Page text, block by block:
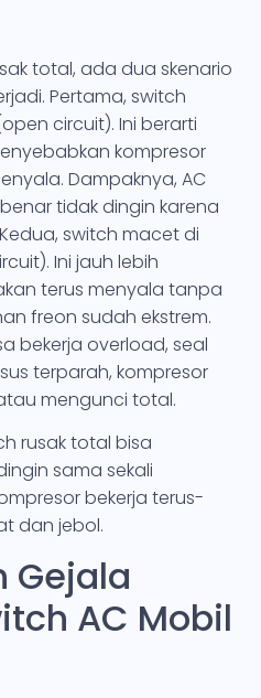
total, ada dua skenario
Pertama, switch
circuit). Ini berarti
kompresor
Dampaknya, AC
tidak dingin karena
switch macet di
Ini jauh lebih
terus menyala tanpa
freon sudah ekstrem.
bekerja overload, seal
terparah, kompresor
mengunci total.
rusak total bisa
sama sekali
bekerja terus-
dan jebol.
Gejala
AC Mobil